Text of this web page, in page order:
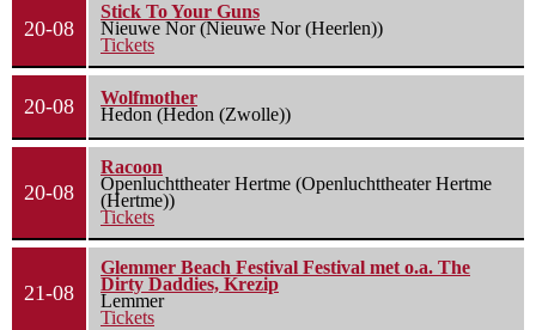
20-08
Stick To Your Guns
Nieuwe Nor (Nieuwe Nor (Heerlen))
Tickets
20-08
Wolfmother
Hedon (Hedon (Zwolle))
20-08
Racoon
Openluchttheater Hertme (Openluchttheater Hertme
(Hertme))
Tickets
21-08
Glemmer Beach Festival Festival met o.a. The
Dirty Daddies, Krezip
Lemmer
Tickets